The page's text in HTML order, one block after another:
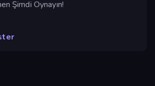
Şimdi Oynayın!